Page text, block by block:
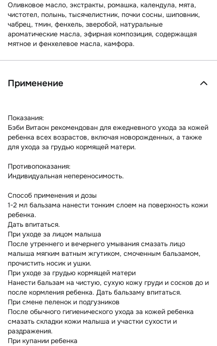
Оливковое масло, экстракты, ромашка, календула, мята,
чистотел, полынь, тысячелистник, почки сосны, шиповник,
чабрец, тмин, фенхель, зверобой, натуральные
ароматические масла, эфирная композиция, содержащая
мятное и фенхелевое масла, камфора.
Применение
Показания:
Бэби Витаон рекомендован для ежедневного ухода за кожей
ребенка всех возрастов, включая новорожденных, а также
для ухода за грудью кормящей матери.
Противопоказания:
Индивидуальная непереносимость.
Способ применения и дозы
1-2 мл бальзама нанести тонким слоем на поверхность кожи
ребенка.
Дать впитаться.
При уходе за лицом малыша
После утреннего и вечернего умывания смазать лицо
малыша мягким ватным жгутиком, смоченным бальзамом,
прочистить носик и ушки.
При уходе за грудью кормящей матери
Нанести бальзам на чистую, сухую кожу груди и сосков до и
после кормления ребенка. Дать бальзаму впитаться.
При смене пеленок и подгузников
После обычного гигиенического ухода за кожей ребенка
смазать складки кожи малыша и участки сухости и
раздражения.
При купании ребенка